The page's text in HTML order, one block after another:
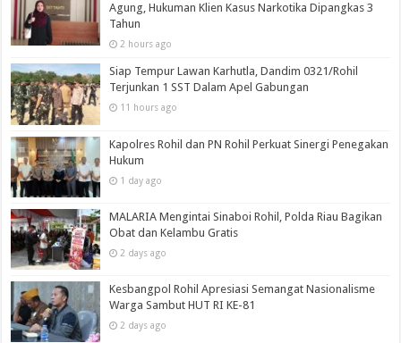
Agung, Hukuman Klien Kasus Narkotika Dipangkas 3
Tahun
2 hours ago
Siap Tempur Lawan Karhutla, Dandim 0321/Rohil
Terjunkan 1 SST Dalam Apel Gabungan
11 hours ago
Kapolres Rohil dan PN Rohil Perkuat Sinergi Penegakan
Hukum
1 day ago
MALARIA Mengintai Sinaboi Rohil, Polda Riau Bagikan
Obat dan Kelambu Gratis
2 days ago
Kesbangpol Rohil Apresiasi Semangat Nasionalisme
Warga Sambut HUT RI KE-81
2 days ago